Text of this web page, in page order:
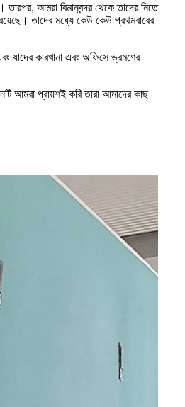
আমরা বিমানবন্দর থেকে তাদের নিতে
তাদের মধ্যে কেউ কেউ প্রথমবারের
যাদের কারখানা এবং অফিসে ভ্রমণের
আমরা প্রায়শই করি তারা আমাদের কাছ